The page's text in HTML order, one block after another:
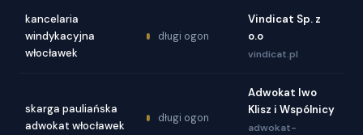
kancelaria
windykacyjna
włocławek
długi ogon
Vindicat Sp. z
o.o
vindicat.pl
skarga pauliańska
adwokat włocławek
długi ogon
Adwokat Iwo
Klisz i Wspólnicy
adwokat-